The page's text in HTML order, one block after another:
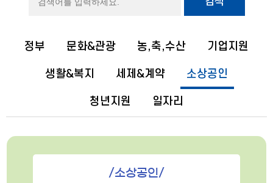
정부 문화&관광 농,축,수산 기업지원
생활&복지 세제&계약 소상공인
청년지원 일자리
/소상공인/